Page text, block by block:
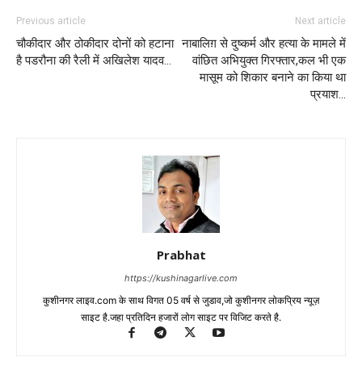
Previous article
चौकीदार और ठोकीदार दोनों को हटाना
है पडरौना की रैली में अखिलेश यादव…
Next article
नाबालिग़ से दुष्कर्म और हत्या के मामले में
वांछित अभियुक्त गिरफ्तार,कल भी एक
मासूम को शिकार बनाने का किया था
प्रयाश…
Prabhat
https://kushinagarlive.com
कुशीनगर लाइव.com के साथ विगत 05 वर्ष से जुडाव,जो कुशीनगर लोकप्रिय न्यूज़
साइट है.जहा प्रतिदिन हजारों लोग साइट पर विजिट करते है.